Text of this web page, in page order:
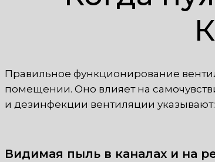
Правильное функционирование
помещении. Оно влияет на
и дезинфекции вентиляции указывают:
Видимая пыль в каналах и на